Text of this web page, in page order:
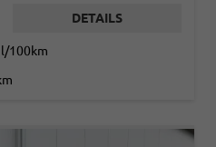
DETAILS
l/100km